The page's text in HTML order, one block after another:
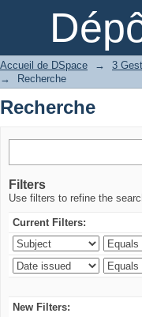
Recherche
Accueil de DSpace →
→
Recherche
Recherche
Filters
Use filters to refine the
Current Filters:
New Filters: